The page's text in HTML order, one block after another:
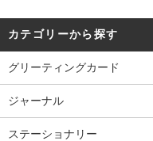
カテゴリーから探す
グリーティングカード
ジャーナル
ステーショナリー